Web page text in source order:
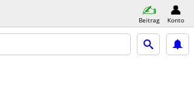
Beitrag Konto